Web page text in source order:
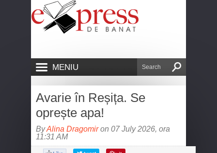
MENIU
Avarie în Reșița. Se
oprește apa!
ByAlina Dragomiron 07 July 2026, ora
11:31 AM